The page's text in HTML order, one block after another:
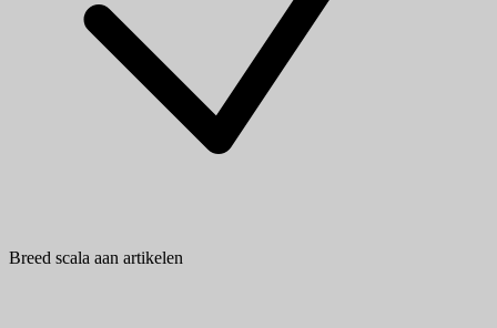
Breed scala aan artikelen